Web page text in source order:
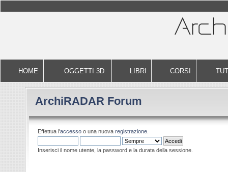
HOME OGGETTI 3D LIBRI CORSI
ArchiRADAR Forum
Effettua l'accesso o una nuova registrazione.
Inserisci il nome utente, la password e la durata della sessione.